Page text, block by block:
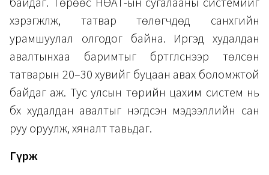
хэрэгжүүлж, татвар төлөгчдөд санхүүгийн
урамшуулал олгодог байна. Иргэд худалдан
авалтынхаа баримтыг бүртгүүлснээр төлсөн
татварын 20–30 хувийг буцаан авах боломжтой
байдаг аж. Тус улсын төрийн цахим систем нь
бүх худалдан авалтыг нэгдсэн мэдээллийн сан
руу оруулж, хяналт тавьдаг.
Гүрж